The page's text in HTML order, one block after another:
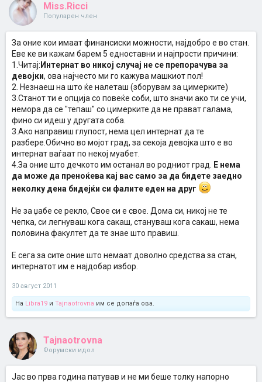
Miss.Ricci
Популарен член
За оние кои имаат финансиски можности, најдобро е во стан.
Еве ке ви кажам барем 5 едноставни и најпрости причини:
1.Читај: Интернат во никој случај не се препорачува за
девојки, ова најчесто ми го кажува машкиот пол!
2. Незнаеш на што ќе налеташ (зборувам за цимерките)
3.Станот ти е опција со повеќе соби, што значи ако ти се учи,
немора да се "тепаш" со цимерките да не прават галама,
фино си идеш у другата соба.
3.Ако направиш глупост, нема цел интернат да те
разбере.Обично во мојот град, за секоја девојка што е во
интернат ваѓаат по некој муабет.
4.За оние што дечкото им останал во родниот град.
Е нема
да може да преноќева кај вас само за да бидете заедно
неколку дена бидејќи си фалите еден на друг
Не за џабе се рекло, Свое си е свое. Дома си, никој не те
чепка, си легнуваш кога сакаш, стануваш кога сакаш, нема
половина факултет да те знае што правиш.
Е сега за сите оние што немаат доволно средства за стан,
интернатот им е најдобар избор.
30 август 2011
На Libra19 и Tajnaotrovna им се допаѓа ова.
Tajnaotrovna
Форумски идол
Јас во прва година патував и не ми беше толку напорно